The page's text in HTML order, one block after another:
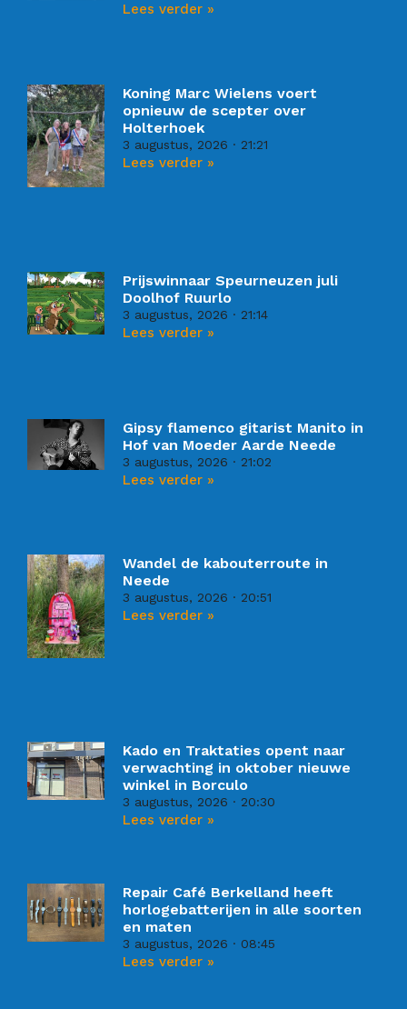
Lees verder »
Koning Marc Wielens voert
opnieuw de scepter over
Holterhoek
3 augustus, 2026 21:21
Lees verder »
Prijswinnaar Speurneuzen juli
Doolhof Ruurlo
3 augustus, 2026 21:14
Lees verder »
Gipsy flamenco gitarist Manito in
Hof van Moeder Aarde Neede
3 augustus, 2026 21:02
Lees verder »
Wandel de kabouterroute in
Neede
3 augustus, 2026 20:51
Lees verder »
Kado en Traktaties opent naar
verwachting in oktober nieuwe
winkel in Borculo
3 augustus, 2026 20:30
Lees verder »
Repair Café Berkelland heeft
horlogebatterijen in alle soorten
en maten
3 augustus, 2026 08:45
Lees verder »